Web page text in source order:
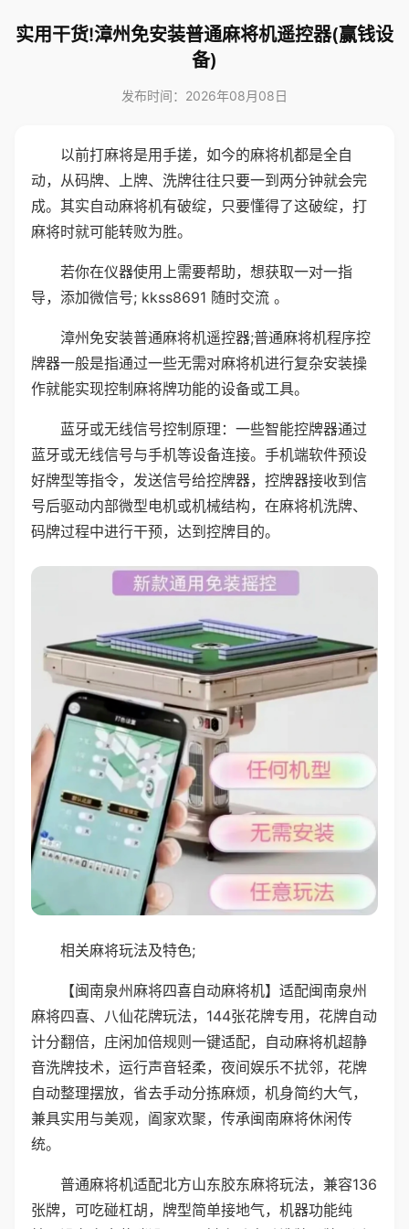
实用干货!漳州免安装普通麻将机遥控器(赢钱设
备)
发布时间：2026年08月08日
以前打麻将是用手搓，如今的麻将机都是全自
动，从码牌、上牌、洗牌往往只要一到两分钟就会完
成。其实自动麻将机有破绽，只要懂得了这破绽，打
麻将时就可能转败为胜。
若你在仪器使用上需要帮助，想获取一对一指
导，添加微信号; kkss8691 随时交流 。
漳州免安装普通麻将机遥控器;普通麻将机程序控
牌器一般是指通过一些无需对麻将机进行复杂安装操
作就能实现控制麻将牌功能的设备或工具。
蓝牙或无线信号控制原理：一些智能控牌器通过
蓝牙或无线信号与手机等设备连接。手机端软件预设
好牌型等指令，发送信号给控牌器，控牌器接收到信
号后驱动内部微型电机或机械结构，在麻将机洗牌、
码牌过程中进行干预，达到控牌目的。
相关麻将玩法及特色;
【闽南泉州麻将四喜自动麻将机】适配闽南泉州
麻将四喜、八仙花牌玩法，144张花牌专用，花牌自动
计分翻倍，庄闲加倍规则一键适配，自动麻将机超静
音洗牌技术，运行声音轻柔，夜间娱乐不扰邻，花牌
自动整理摆放，省去手动分拣麻烦，机身简约大气，
兼具实用与美观，阖家欢聚，传承闽南麻将休闲传
统。
普通麻将机适配北方山东胶东麻将玩法，兼容136
张牌，可吃碰杠胡，牌型简单接地气，机器功能纯